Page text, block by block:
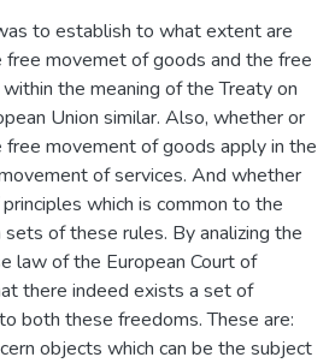
to establish to what extent are
free movemet of goods and the free
the meaning of the Treaty on
Union similar. Also, whether or
movement of goods apply in the
of services. And whether
which is common to the
of these rules. By analizing the
law of the European Court of
there indeed exists a set of
both these freedoms. These are:
objects which can be the subject